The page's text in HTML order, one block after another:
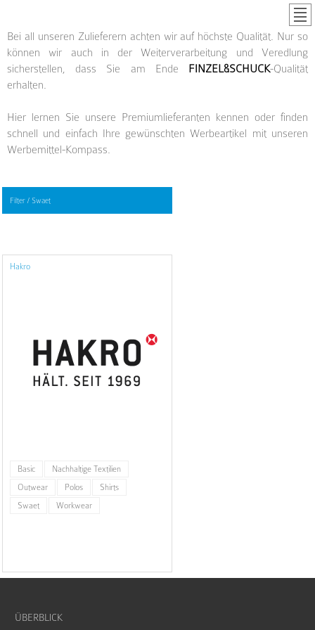
Bei all unseren Zulieferern achten wir auf höchste Qualität. Nur so
können wir auch in der Weiterverarbeitung und Veredlung
sicherstellen, dass Sie am Ende FINZEL&SCHUCK-Qualität
erhalten.
Hier lernen Sie unsere Premiumlieferanten kennen oder finden
schnell und einfach Ihre gewünschten Werbeartikel mit unseren
Werbemittel-Kompass.
Filter / Swaet
Hakro
Basic
Nachhaltige Textilien
Outwear
Polos
Shirts
Swaet
Workwear
ÜBERBLICK